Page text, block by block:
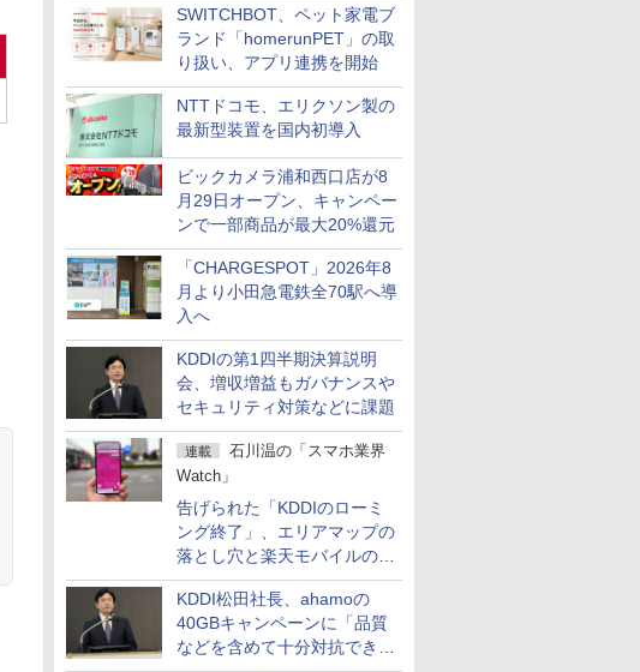
SWITCHBOT、ペット家電ブ
ランド「homerunPET」の取
り扱い、アプリ連携を開始
NTTドコモ、エリクソン製の
最新型装置を国内初導入
ビックカメラ浦和西口店が8
月29日オープン、キャンペー
ンで一部商品が最大20%還元
「CHARGESPOT」2026年8
月より小田急電鉄全70駅へ導
入へ
KDDIの第1四半期決算説明
会、増収増益もガバナンスや
セキュリティ対策などに課題
連載
石川温の「スマホ業界
Watch」
告げられた「KDDIのローミ
ング終了」、エリアマップの
落とし穴と楽天モバイルの課
題
KDDI松田社長、ahamoの
40GBキャンペーンに「品質
などを含めて十分対抗でき